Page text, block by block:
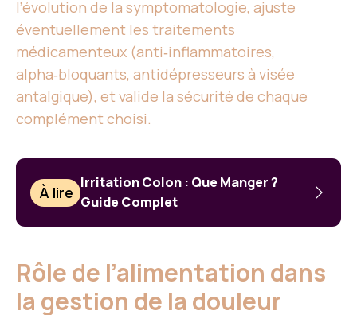
l’évolution de la symptomatologie, ajuste
éventuellement les traitements
médicamenteux (anti‑inflammatoires,
alpha‑bloquants, antidépresseurs à visée
antalgique), et valide la sécurité de chaque
complément choisi.
À lire
Irritation Colon : Que Manger ?
Guide Complet
Rôle de l’alimentation dans
la gestion de la douleur